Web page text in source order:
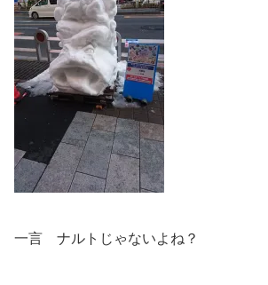
一言 ナルトじゃないよね？